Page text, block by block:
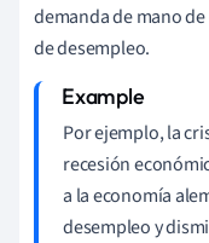
demanda de mano
de desempleo.
Por ejemplo, la
recesión
a la economía
desempleo y